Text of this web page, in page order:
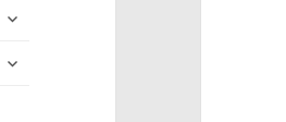
untermenü
untermenü